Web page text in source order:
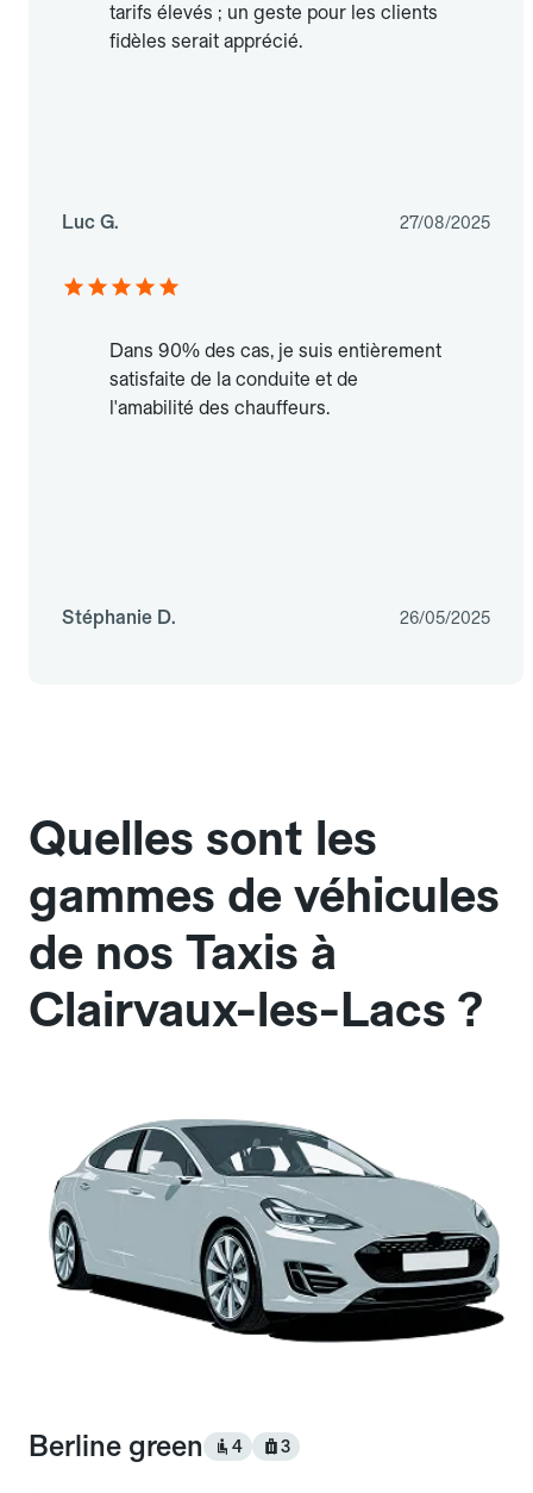
tarifs élevés ; un geste pour les clients
fidèles serait apprécié.
Luc G. 27/08/2025
Dans 90% des cas, je suis entièrement
satisfaite de la conduite et de
l'amabilité des chauffeurs.
Stéphanie D. 26/05/2025
Quelles sont les
gammes de véhicules
de nos Taxis à
Clairvaux-les-Lacs ?
Berline green 4 3